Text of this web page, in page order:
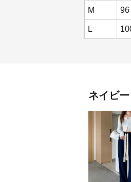
M 96
L
ネイビ